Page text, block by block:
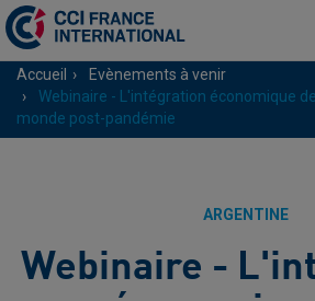
Accueil
Evènements à venir
Webinaire - L'intégration économique
monde post-pandémie
ARGENTINE
Webinaire -